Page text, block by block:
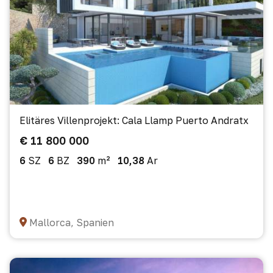
Elitäres Villenprojekt: Cala Llamp Puerto Andratx
€ 11 800 000
6 SZ 6 BZ 390 m² 10,38 Ar
Mallorca, Spanien